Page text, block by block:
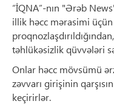
“İQNA”-nın "Ərəb
illik həcc mərasimi
təhlükəsizlik qüvvələri
Onlar həcc mövsümü
zəvvarı girişinin
keçirirlər.